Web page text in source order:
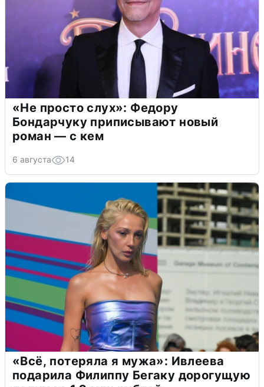
«Не просто слух»: Федору
Бондарчуку приписывают новый
роман — с кем
6 августа 14
«Всё, потеряла я мужа»: Ивлеева
подарила Филиппу Бегаку дорогущую